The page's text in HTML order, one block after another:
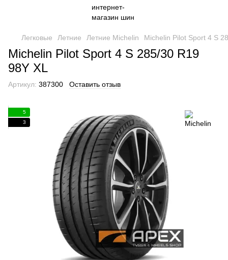
Легковые Летние Летние Michelin Michelin Pilot Sport 4 S
Michelin Pilot Sport 4 S 285/30 R19
98Y XL
Артикул: 387300 Оставить отзыв
5
3